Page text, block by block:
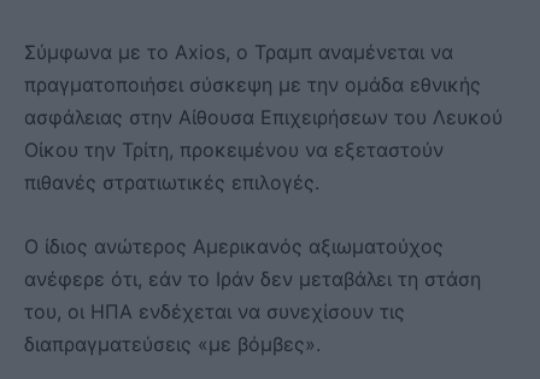
Σύμφωνα με το Axios, ο Τραμπ αναμένεται να
πραγματοποιήσει σύσκεψη με την ομάδα εθνικής
ασφάλειας στην Αίθουσα Επιχειρήσεων του Λευκού
Οίκου την Τρίτη, προκειμένου να εξεταστούν
πιθανές στρατιωτικές επιλογές.
Ο ίδιος ανώτερος Αμερικανός αξιωματούχος
ανέφερε ότι, εάν το Ιράν δεν μεταβάλει τη στάση
του, οι ΗΠΑ ενδέχεται να συνεχίσουν τις
διαπραγματεύσεις «με βόμβες».